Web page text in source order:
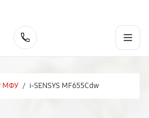
МФУ / i‑SENSYS MF655Cdw